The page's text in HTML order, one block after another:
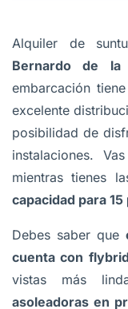
Alquiler de
Bernardo de
embarcación
excelente
posibilidad de
instalaciones.
mientras tienes
capacidad para
Debes saber que
cuenta con
vistas más
asoleadoras en